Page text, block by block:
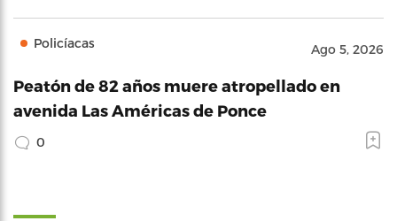
Policíacas Ago 5, 2026
Peatón de 82 años muere atropellado en
avenida Las Américas de Ponce
0